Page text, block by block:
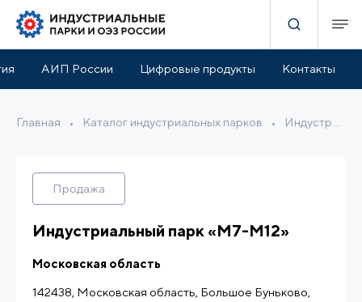
АИП России Цифровые продукты Контакты
Главная • Каталог индустриальных парков •
Расположение Материалы
Продажа
Индустриальный парк «М7-М12»
Московская область
142438, Московская область, Большое Буньково,